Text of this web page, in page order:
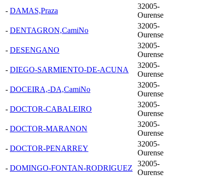
- DAMAS,Praza
32005-
Ourense
- DENTAGRON,CamiNo
32005-
Ourense
- DESENGANO
32005-
Ourense
- DIEGO-SARMIENTO-DE-ACUNA
32005-
Ourense
- DOCEIRA,-DA,CamiNo
32005-
Ourense
- DOCTOR-CABALEIRO
32005-
Ourense
- DOCTOR-MARANON
32005-
Ourense
- DOCTOR-PENARREY
32005-
Ourense
- DOMINGO-FONTAN-RODRIGUEZ
32005-
Ourense